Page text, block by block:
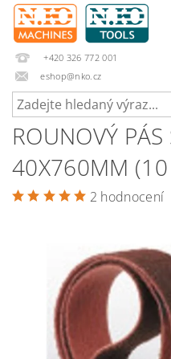
+420 326 772 001
eshop@nko.cz
ROUNOVÝ
40X760MM (10
2 hodnocení